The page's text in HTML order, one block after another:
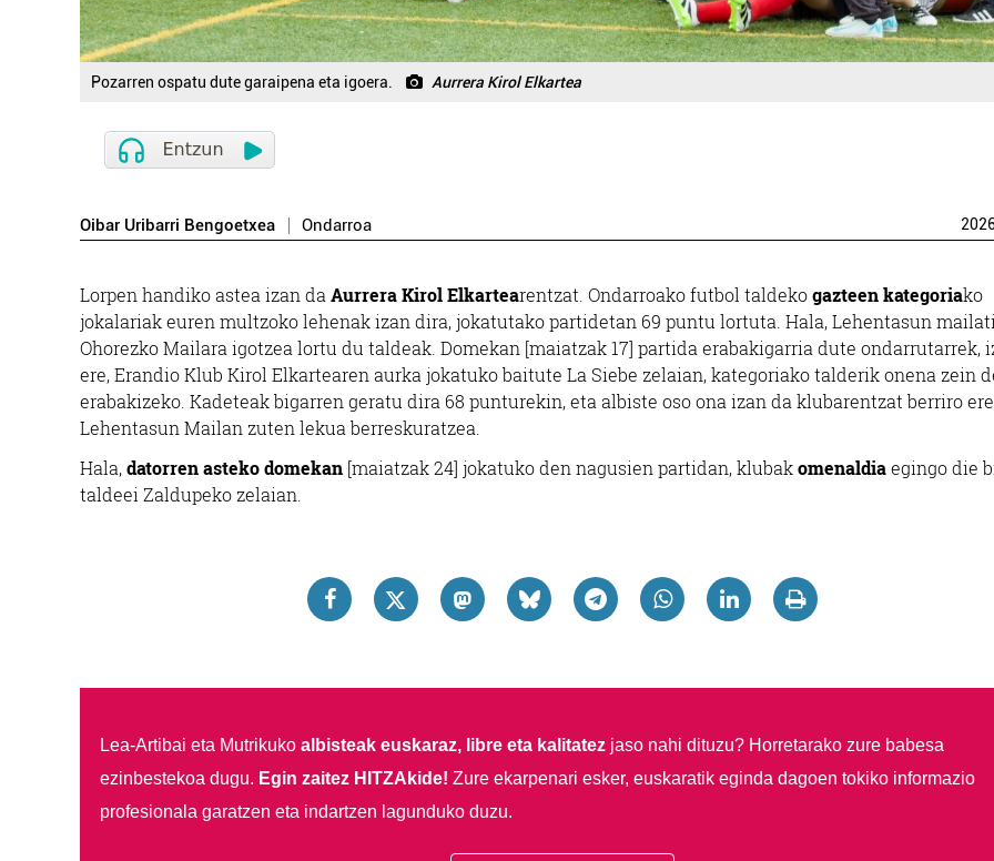
Pozarren ospatu dute garaipena eta igoera. Aurrera Kirol Elkartea
Oibar Uribarri Bengoetxea Ondarroa
Lorpen handiko astea izan da Aurrera Kirol Elkartearentzat. Ondarroako futbol taldekogazteen kategoriako
jokalariak euren multzoko lehenak izan dira, jokatutako partidetan 69 puntu lortuta. Hala, Lehentasun
Ohorezko Mailara igotzea lortu du taldeak. Domekan [maiatzak 17] partida erabakigarria dute ondarrutarrek,
ere, Erandio Klub Kirol Elkartearen aurka jokatuko baitute La Siebe zelaian, kategoriako talderik onena zein
erabakizeko. Kadeteak bigarren geratu dira 68 punturekin, eta albiste oso ona izan da klubarentzat berriro ere
Lehentasun Mailan zuten lekua berreskuratzea.
Hala,datorren asteko domekan [maiatzak 24] jokatuko den nagusien partidan, klubakomenaldiaegingo die
taldeei Zaldupeko zelaian.
Lea-Artibai eta Mutrikuko albisteak euskaraz, libre eta kalitatezjaso nahi dituzu? Horretarako zure babesa
ezinbestekoa dugu. Egin zaitez HITZAkide! Zure ekarpenari esker, euskaratik eginda dagoen tokiko informazio
profesionala garatzen eta indartzen lagunduko duzu.